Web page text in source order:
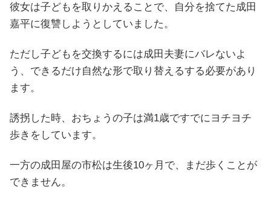
彼女は子どもを取りかえることで、自分を捨てた成田
嘉平に復讐しようとしていました。
ただし子どもを交換するには成田夫妻にバレないよ
う、できるだけ自然な形で取り替えるする必要があり
ます。
誘拐した時、おちょうの子は満1歳ですでにヨチヨチ
歩きをしています。
一方の成田屋の市松は生後10ヶ月で、まだ歩くことが
できません。